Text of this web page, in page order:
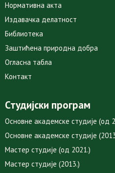
Нормативна акта
Издавачка делатност
Библиотека
Заштићена природна добра
Огласна табла
Контакт
Студијски програм
Основне академске студије (од
Основне академске студије
Мастер студије (од 2021.)
Мастер студије (2013.)